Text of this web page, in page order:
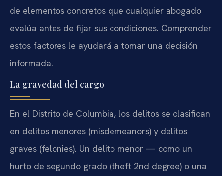
de elementos concretos que cualquier abogado
evalúa antes de fijar sus condiciones. Comprender
estos factores le ayudará a tomar una decisión
informada.
La gravedad del cargo
En el Distrito de Columbia, los delitos se clasifican
en delitos menores (misdemeanors) y delitos
graves (felonies). Un delito menor — como un
hurto de segundo grado (theft 2nd degree) o una